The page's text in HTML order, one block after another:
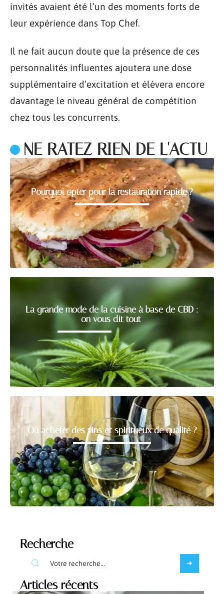
invités avaient été l’un des moments forts de
leur expérience dans Top Chef.
Il ne fait aucun doute que la présence de ces
personnalités influentes ajoutera une dose
supplémentaire d’excitation et élèvera encore
davantage le niveau général de compétition
chez tous les concurrents.
NE RATEZ RIEN DE L'ACTU
Pourquoi opter pour la restauration rapide ?
La grande mode de la cuisine à base de CBD :
on vous dit tout
Où acheter des vins et spiritueux de qualité ?
Recherche
Articles récents